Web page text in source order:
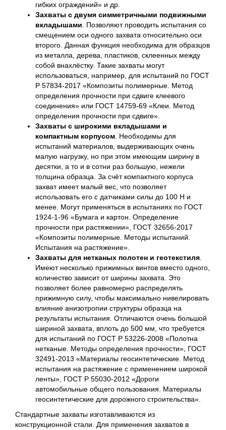
гибких ограждений» и др.
Захваты с двумя симметричными подвижными
вкладышами . Позволяют проводить испытания со
смещением оси одного захвата относительно оси
второго. Данная функция необходима для образцов
из металла, дерева, пластиков, склеенных между
собой внахлёстку. Такие захваты могут
использоваться, например, для испытаний по ГОСТ
Р 57834-2017 «Композиты полимерные. Метод
определения прочности при сдвиге клеевого
соединения» или ГОСТ 14759-69 «Клеи. Метод
определения прочности при сдвиге».
Захваты с широкими вкладышами и
компактным корпусом . Необходимы для
испытаний материалов, выдерживающих очень
малую нагрузку, но при этом имеющим ширину в
десятки, а то и в сотни раз большую, нежели
толщина образца. За счёт компактного корпуса
захват имеет малый вес, что позволяет
использовать его с датчиками силы до 100 Н и
менее. Могут применяться в испытаниях по ГОСТ
1924-1-96 «Бумага и картон. Определение
прочности при растяжении», ГОСТ 32656-2017
«Композиты полимерные. Методы испытаний.
Испытания на растяжение».
Захваты для нетканых полотен и геотекстиля
Имеют несколько прижимных винтов вместо одного,
количество зависит от ширины захвата. Это
позволяет более равномерно распределять
прижимную силу, чтобы максимально нивелировать
влияние анизотропии структуры образца на
результаты испытания. Отличаются очень большой
шириной захвата, вплоть до 500 мм, что требуется
для испытаний по ГОСТ Р 53226-2008 «Полотна
нетканые. Методы определения прочности», ГОСТ
32491-2013 «Материалы геосинтетические. Метод
испытания на растяжение с применением широкой
ленты», ГОСТ Р 55030-2012 «Дороги
автомобильные общего пользования. Материалы
геосинтетические для дорожного строительства».
Стандартные захваты изготавливаются из
конструкционной стали. Для применения захватов в